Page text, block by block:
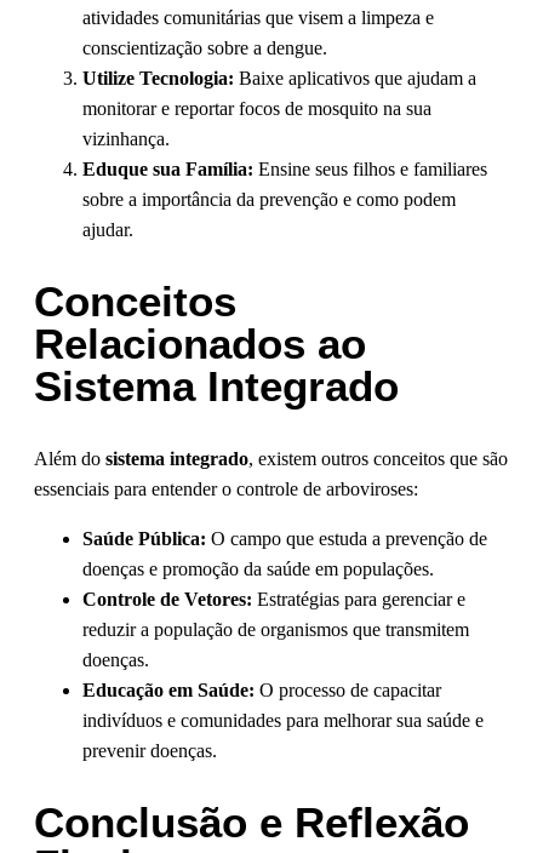
atividades comunitárias que visem a limpeza e
conscientização sobre a dengue.
Utilize Tecnologia: Baixe aplicativos que ajudam a
monitorar e reportar focos de mosquito na sua
vizinhança.
Eduque sua Família: Ensine seus filhos e familiares
sobre a importância da prevenção e como podem
ajudar.
Conceitos
Relacionados ao
Sistema Integrado
Além do sistema integrado, existem outros conceitos que são
essenciais para entender o controle de arboviroses:
Saúde Pública: O campo que estuda a prevenção de
doenças e promoção da saúde em populações.
Controle de Vetores: Estratégias para gerenciar e
reduzir a população de organismos que transmitem
doenças.
Educação em Saúde: O processo de capacitar
indivíduos e comunidades para melhorar sua saúde e
prevenir doenças.
Conclusão e Reflexão